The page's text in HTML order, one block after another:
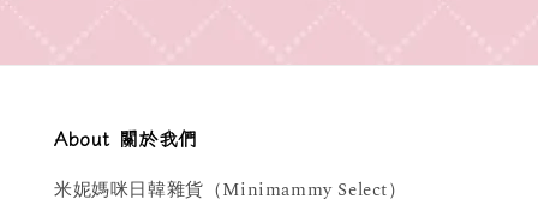
About 關於我們
米妮媽咪日韓雜貨（Minimammy Select）